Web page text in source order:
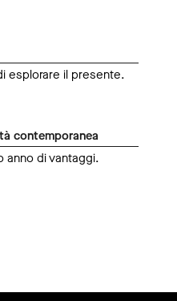
esplorare il presente.
contemporanea
anno di vantaggi.